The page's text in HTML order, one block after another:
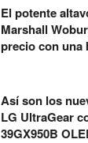
El potente
Marshall
precio con una
Así son los
LG UltraGear
39GX950B